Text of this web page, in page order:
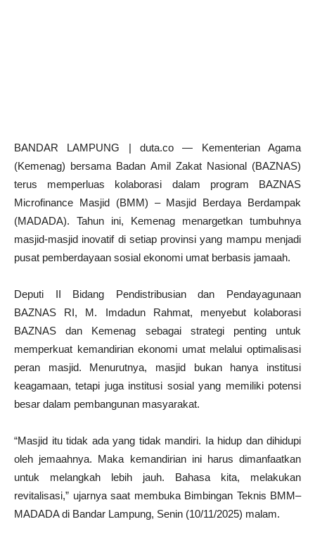
BANDAR LAMPUNG | duta.co — Kementerian Agama
(Kemenag) bersama Badan Amil Zakat Nasional (BAZNAS)
terus memperluas kolaborasi dalam program BAZNAS
Microfinance Masjid (BMM) – Masjid Berdaya Berdampak
(MADADA). Tahun ini, Kemenag menargetkan tumbuhnya
masjid-masjid inovatif di setiap provinsi yang mampu menjadi
pusat pemberdayaan sosial ekonomi umat berbasis jamaah.
Deputi II Bidang Pendistribusian dan Pendayagunaan
BAZNAS RI, M. Imdadun Rahmat, menyebut kolaborasi
BAZNAS dan Kemenag sebagai strategi penting untuk
memperkuat kemandirian ekonomi umat melalui optimalisasi
peran masjid. Menurutnya, masjid bukan hanya institusi
keagamaan, tetapi juga institusi sosial yang memiliki potensi
besar dalam pembangunan masyarakat.
“Masjid itu tidak ada yang tidak mandiri. Ia hidup dan dihidupi
oleh jemaahnya. Maka kemandirian ini harus dimanfaatkan
untuk melangkah lebih jauh. Bahasa kita, melakukan
revitalisasi,” ujarnya saat membuka Bimbingan Teknis BMM–
MADADA di Bandar Lampung, Senin (10/11/2025) malam.